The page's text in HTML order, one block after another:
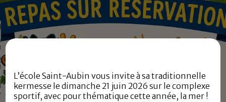
L’école Saint-Aubin vous invite à sa traditionnelle
kermesse le dimanche 21 juin 2026 sur le complexe
sportif, avec pour thématique cette année, la mer !